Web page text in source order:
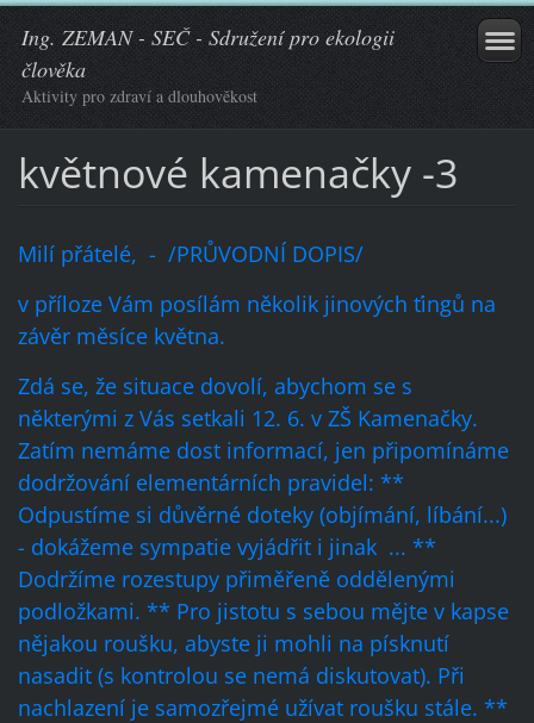
Ing. ZEMAN - SEČ - Sdružení pro ekologii
člověka
Aktivity pro zdraví a dlouhověkost
květnové kamenačky -3
Milí přátelé, - /PRŮVODNÍ DOPIS/
v příloze Vám posílám několik jinových ťingů na
závěr měsíce května.
Zdá se, že situace dovolí, abychom se s
některými z Vás setkali 12. 6. v ZŠ Kamenačky.
Zatím nemáme dost informací, jen připomínáme
dodržování elementárních pravidel: **
Odpustíme si důvěrné doteky (objímání, líbání...)
- dokážeme sympatie vyjádřit i jinak ... **
Dodržíme rozestupy přiměřeně oddělenými
podložkami. ** Pro jistotu s sebou mějte v kapse
nějakou roušku, abyste ji mohli na písknutí
nasadit (s kontrolou se nemá diskutovat). Při
nachlazení je samozřejmé užívat roušku stále. **